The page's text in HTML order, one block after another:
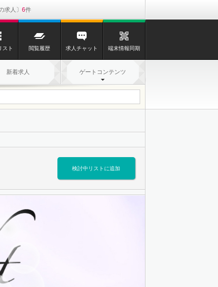
求人 6
スト 閲覧履歴 求人チャット 端末情報同期
新着求人 ゲートコンテンツ
検討中リストに追加